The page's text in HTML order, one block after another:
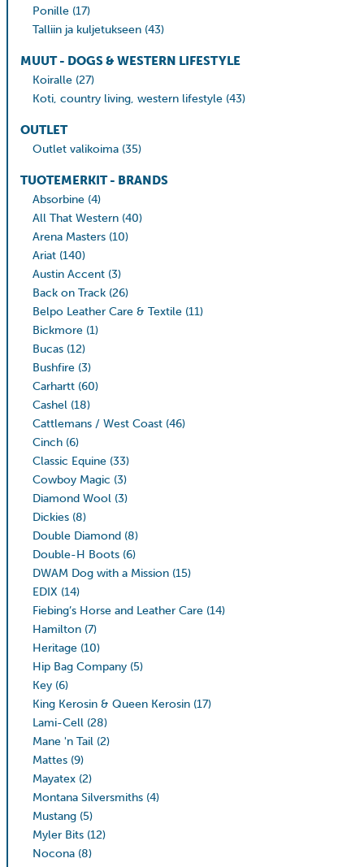
Ponille (17)
Talliin ja kuljetukseen (43)
MUUT - DOGS & WESTERN LIFESTYLE
Koiralle (27)
Koti, country living, western lifestyle (43)
OUTLET
Outlet valikoima (35)
TUOTEMERKIT - BRANDS
Absorbine (4)
All That Western (40)
Arena Masters (10)
Ariat (140)
Austin Accent (3)
Back on Track (26)
Belpo Leather Care & Textile (11)
Bickmore (1)
Bucas (12)
Bushfire (3)
Carhartt (60)
Cashel (18)
Cattlemans / West Coast (46)
Cinch (6)
Classic Equine (33)
Cowboy Magic (3)
Diamond Wool (3)
Dickies (8)
Double Diamond (8)
Double-H Boots (6)
DWAM Dog with a Mission (15)
EDIX (14)
Fiebing’s Horse and Leather Care (14)
Hamilton (7)
Heritage (10)
Hip Bag Company (5)
Key (6)
King Kerosin & Queen Kerosin (17)
Lami-Cell (28)
Mane 'n Tail (2)
Mattes (9)
Mayatex (2)
Montana Silversmiths (4)
Mustang (5)
Myler Bits (12)
Nocona (8)